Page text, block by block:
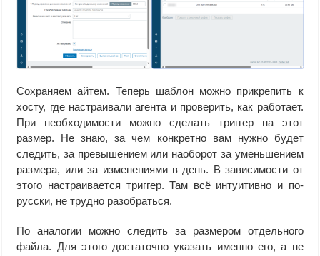
Сохраняем айтем. Теперь шаблон можно прикрепить к
хосту, где настраивали агента и проверить, как работает.
При необходимости можно сделать триггер на этот
размер. Не знаю, за чем конкретно вам нужно будет
следить, за превышением или наоборот за уменьшением
размера, или за изменениями в день. В зависимости от
этого настраивается триггер. Там всё интуитивно и по-
русски, не трудно разобраться.
По аналогии можно следить за размером отдельного
файла. Для этого достаточно указать именно его, а не